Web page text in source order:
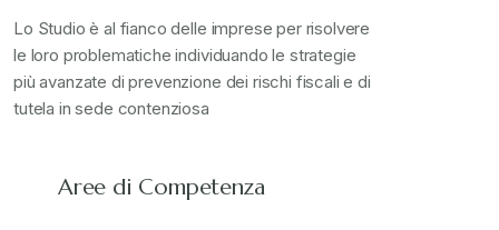
Stampa 2024
valore in dogana
Lo Studio è al fianco delle imprese per risolvere
le loro problematiche individuando le strategie
più avanzate di prevenzione dei rischi fiscali e di
tutela in sede contenziosa
Aree di Competenza